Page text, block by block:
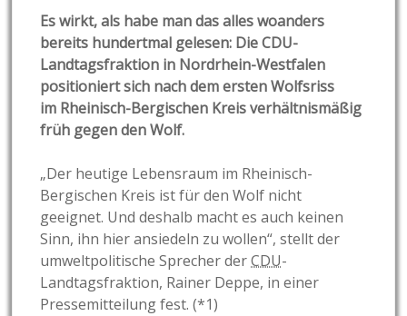
Es wirkt, als habe man das alles woanders
bereits hundertmal gelesen: Die CDU-
Landtagsfraktion in Nordrhein-Westfalen
positioniert sich nach dem ersten Wolfsriss
im Rheinisch-Bergischen Kreis verhältnismäßig
früh gegen den Wolf.
„Der heutige Lebensraum im Rheinisch-
Bergischen Kreis ist für den Wolf nicht
geeignet. Und deshalb macht es auch keinen
Sinn, ihn hier ansiedeln zu wollen“, stellt der
umweltpolitische Sprecher derCDU-
Landtagsfraktion, Rainer Deppe, in einer
Pressemitteilung fest. (*1)